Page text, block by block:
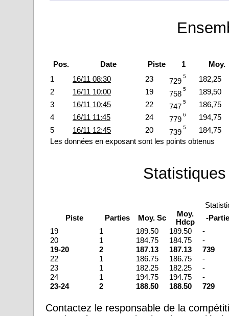
Pos. Date Piste 1
Moy.
1
16/11 08:30 23 729
5
182,25
2
16/11 10:00 19 758
5
189,50
3
16/11 10:45 22 747
5
186,75
4
16/11 11:45 24 779
6
194,75
5
16/11 12:45 20 739
5
184,75
Les données en exposant sont les points obtenus
Piste
Parties Moy. Sc
Moy.
Hdcp
-Partie
19
1 189.50 189.50
-
20
1 184.75 184.75
-
19-20
2 187.13 187.13
739
22
1 186.75 186.75
-
23
1 182.25 182.25
-
24
1 194.75 194.75
-
23-24
2 188.50 188.50 729
Contactez le responsable de la